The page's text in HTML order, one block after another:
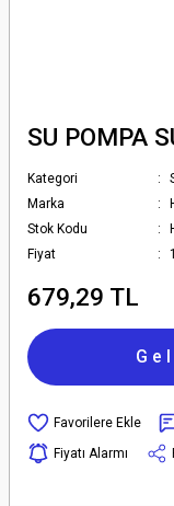
SU POMPA
Kategori
Marka
Stok Kodu
Fiyat
679,29 TL
Fiyatı Alarmı